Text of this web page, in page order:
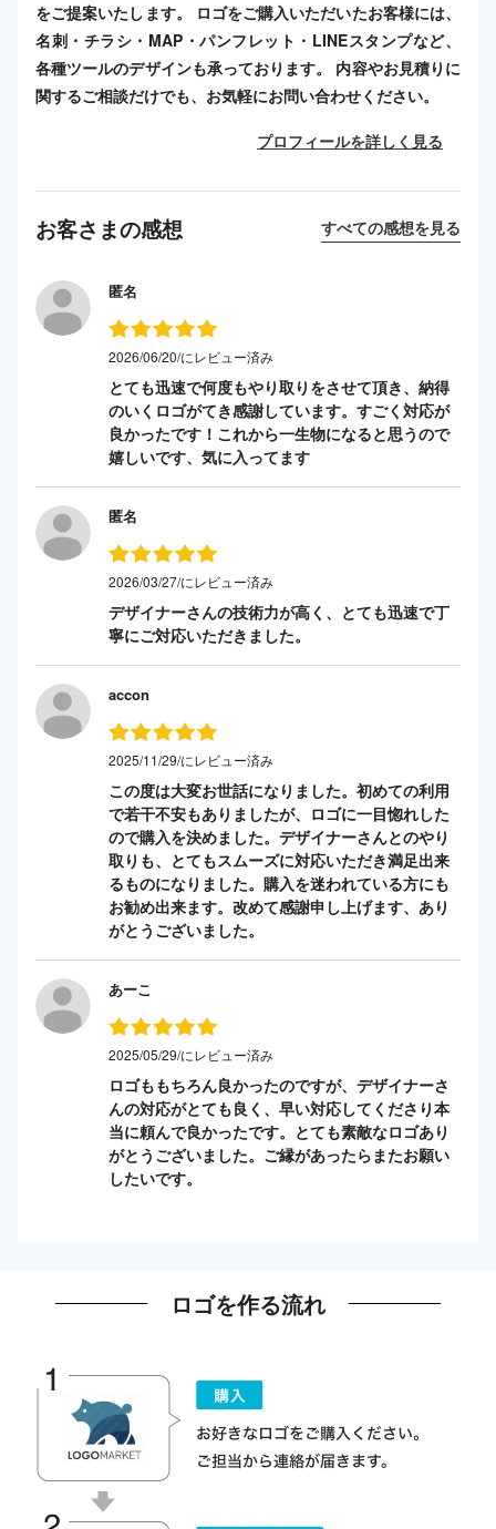
をご提案いたします。 ロゴをご購入いただいたお客様には、
名刺・チラシ・MAP・パンフレット・LINEスタンプなど、
各種ツールのデザインも承っております。 内容やお見積りに
関するご相談だけでも、お気軽にお問い合わせください。
プロフィールを詳しく見る
お客さまの感想 すべての感想を見る
匿名
2026/06/20/にレビュー済み
とても迅速で何度もやり取りをさせて頂き、納得
のいくロゴがてき感謝しています。すごく対応が
良かったです！これから一生物になると思うので
嬉しいです、気に入ってます
匿名
2026/03/27/にレビュー済み
デザイナーさんの技術力が高く、とても迅速で丁
寧にご対応いただきました。
accon
2025/11/29/にレビュー済み
この度は大変お世話になりました。初めての利用
で若干不安もありましたが、ロゴに一目惚れした
ので購入を決めました。デザイナーさんとのやり
取りも、とてもスムーズに対応いただき満足出来
るものになりました。購入を迷われている方にも
お勧め出来ます。改めて感謝申し上げます、あり
がとうございました。
あーこ
2025/05/29/にレビュー済み
ロゴももちろん良かったのですが、デザイナーさ
んの対応がとても良く、早い対応してくださり本
当に頼んで良かったです。とても素敵なロゴあり
がとうございました。ご縁があったらまたお願い
したいです。
ロゴを作る流れ